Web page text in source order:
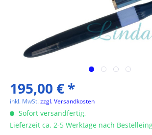
195,00 € *
inkl. MwSt.zzgl. Versandkosten
Sofort versandfertig,
Lieferzeit ca. 2-5 Werktage nach